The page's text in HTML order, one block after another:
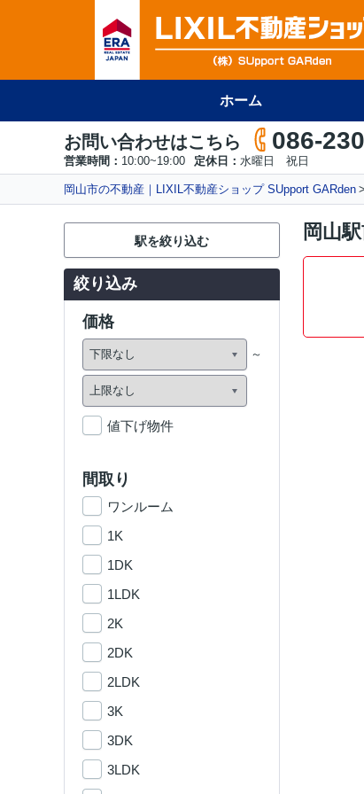
ホーム
お問い合わせはこちら 086-
営業時間： 10:00~19:00 定休日： 水曜日 祝日
岡山市の不動産｜LIXIL不動産ショップ SUpport GARden
岡山
駅を絞り込む
絞り込み
価格
値下げ物件
間取り
ワンルーム
1K
1DK
1LDK
2K
2DK
2LDK
3K
3DK
3LDK